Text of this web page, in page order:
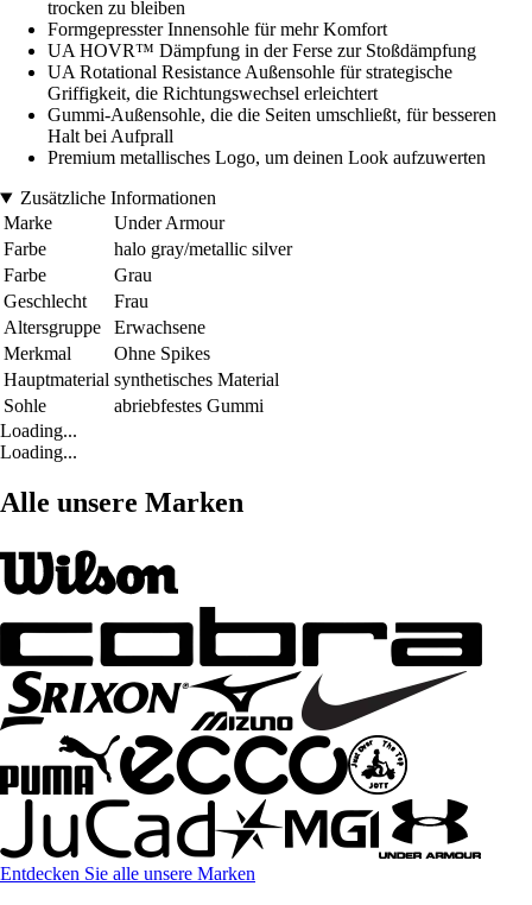
trocken zu bleiben
Formgepresster Innensohle für mehr Komfort
UA HOVR™ Dämpfung in der Ferse zur Stoßdämpfung
UA Rotational Resistance Außensohle für strategische
Griffigkeit, die Richtungswechsel erleichtert
Gummi-Außensohle, die die Seiten umschließt, für besseren
Halt bei Aufprall
Premium metallisches Logo, um deinen Look aufzuwerten
Zusätzliche Informationen
Marke
Under Armour
Farbe
halo gray/metallic silver
Farbe
Grau
Geschlecht
Frau
Altersgruppe
Erwachsene
Merkmal
Ohne Spikes
Hauptmaterial synthetisches Material
Sohle
abriebfestes Gummi
Loading...
Loading...
Alle unsere Marken
Entdecken Sie alle unsere Marken